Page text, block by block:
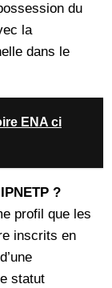
du
la
dans le
ENA ci
?
profil que les
inscrits en
statut